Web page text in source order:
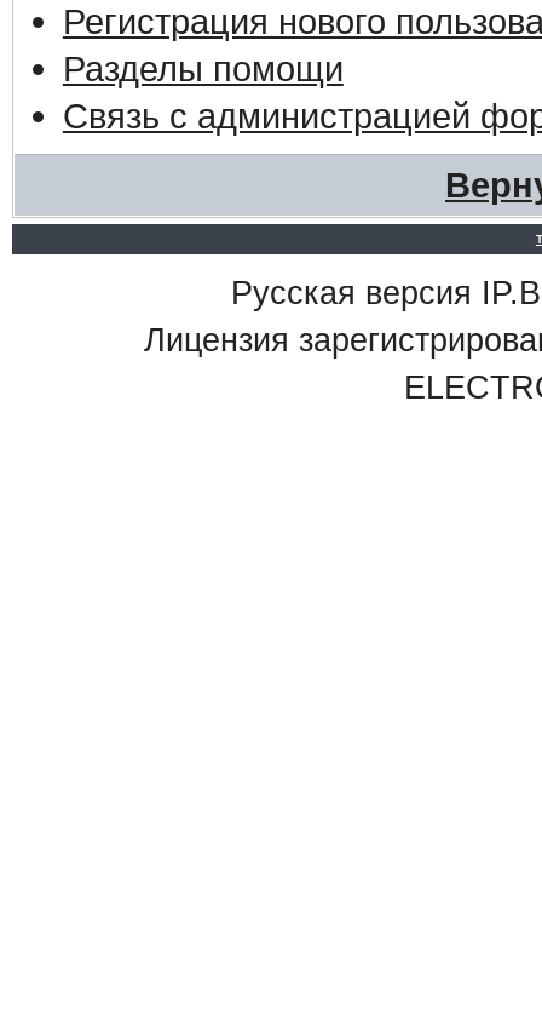
Регистрация нового
Разделы помощи
Связь с администрацией
Русская версия
Лицензия